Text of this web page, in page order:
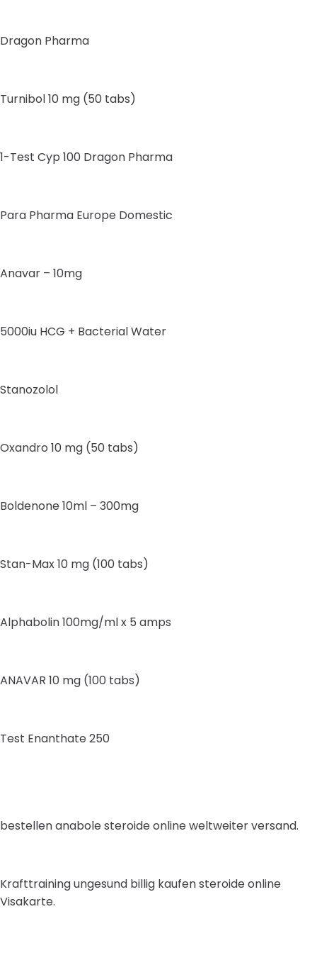
Dragon Pharma
Turnibol 10 mg (50 tabs)
1-Test Cyp 100 Dragon Pharma
Para Pharma Europe Domestic
Anavar – 10mg
5000iu HCG + Bacterial Water
Stanozolol
Oxandro 10 mg (50 tabs)
Boldenone 10ml – 300mg
Stan-Max 10 mg (100 tabs)
Alphabolin 100mg/ml x 5 amps
ANAVAR 10 mg (100 tabs)
Test Enanthate 250
bestellen anabole steroide online weltweiter versand.
Krafttraining ungesund billig kaufen steroide online
Visakarte.